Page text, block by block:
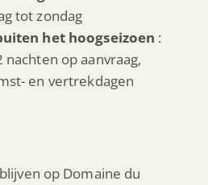
tot zondag
het hoogseizoen :
op aanvraag,
en vertrekdagen
op Domaine du